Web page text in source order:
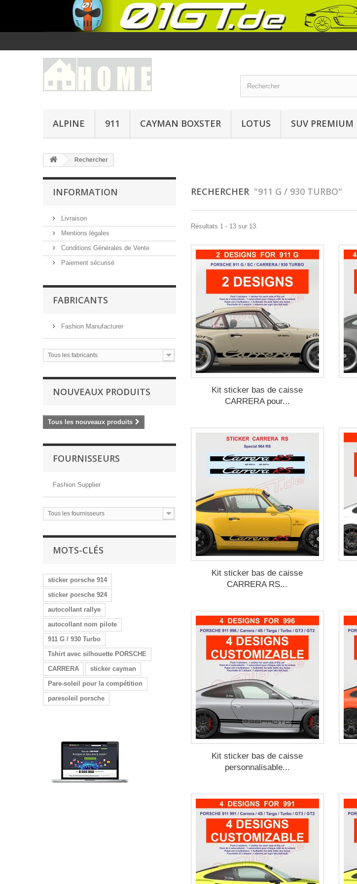
ALPINE 911 CAYMAN BOXSTER LOTUS SUV PREMIUM
Rechercher
INFORMATION
Livraison
Mentions légales
Conditions Générales de Vente
Paiement sécurisé
FABRICANTS
Fashion Manufacturer
Tous les fabricants
NOUVEAUX PRODUITS
Tous les nouveaux produits
FOURNISSEURS
Fashion Supplier
Tous les fournisseurs
MOTS-CLÉS
sticker porsche 914
sticker porsche 924
autocollant rallye
autocollant nom pilote
911 G / 930 Turbo
Tshirt avec silhouette PORSCHE
CARRERA
sticker cayman
Pare-soleil pour la compétition
paresoleil porsche
RECHERCHER "911 G / 930 TURBO"
Résultats 1 - 13 sur 13.
Kit sticker bas de caisse
CARRERA pour...
Kit sticker bas de caisse
CARRERA RS...
Kit sticker bas de caisse
personnalisable...